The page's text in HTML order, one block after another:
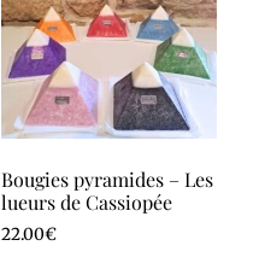
Bougies pyramides – Les
lueurs de Cassiopée
22.00€